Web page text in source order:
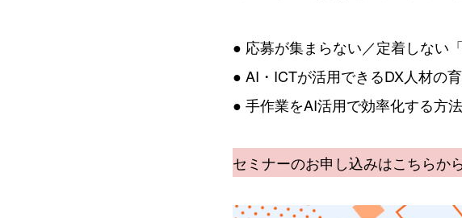
● 応募が集まらない／定着しない
● AI・ICTが活用できるDX人材の
● 手作業をAI活用で効率化する方法
セミナーのお申し込みはこちら